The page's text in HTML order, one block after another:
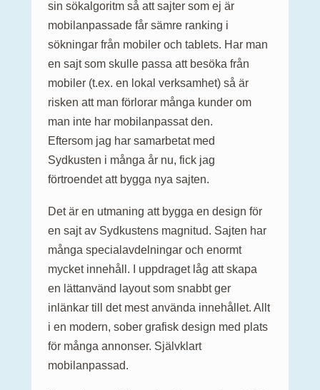
sin sökalgoritm så att sajter som ej är
mobilanpassade får sämre ranking i
sökningar från mobiler och tablets. Har man
en sajt som skulle passa att besöka från
mobiler (t.ex. en lokal verksamhet) så är
risken att man förlorar många kunder om
man inte har mobilanpassat den.
Eftersom jag har samarbetat med
Sydkusten i många år nu, fick jag
förtroendet att bygga nya sajten.
Det är en utmaning att bygga en design för
en sajt av Sydkustens magnitud. Sajten har
många specialavdelningar och enormt
mycket innehåll. I uppdraget låg att skapa
en lättanvänd layout som snabbt ger
inlänkar till det mest använda innehållet. Allt
i en modern, sober grafisk design med plats
för många annonser. Självklart
mobilanpassad.